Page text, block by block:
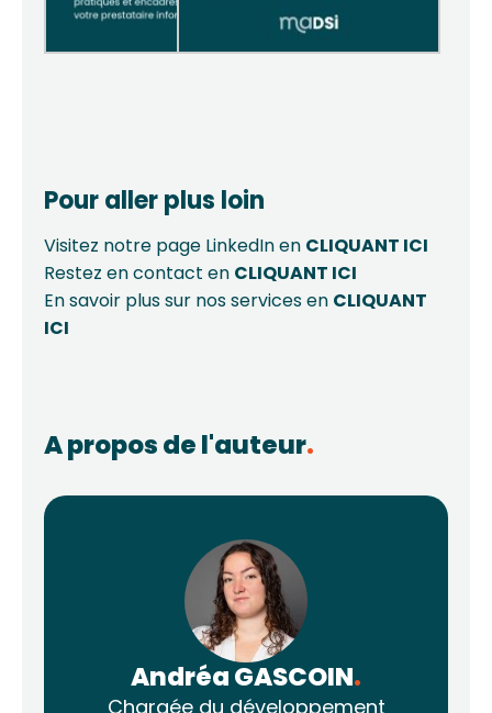
Pour aller plus loin
Visitez notre page LinkedIn en CLIQUANT ICI
Restez en contact en CLIQUANT ICI
En savoir plus sur nos services en CLIQUANT
ICI
A propos de l'auteur.
Andréa GASCOIN.
Chargée du développement